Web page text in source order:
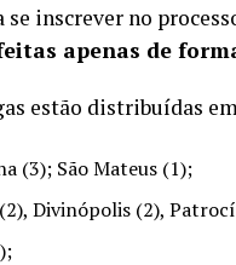
inscrever no
apenas de
estão distribuídas
(3); São Mateus (1);
Divinópolis (2),